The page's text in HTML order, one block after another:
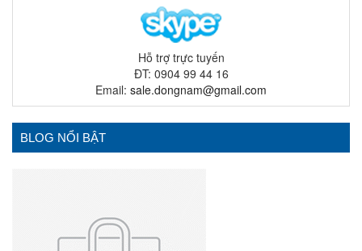
Hỗ trợ trực tuyến
ĐT: 0904 99 44 16
Email: sale.dongnam@gmail.com
BLOG NỔI BẬT